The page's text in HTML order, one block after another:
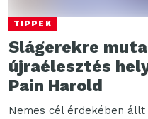
TIPPEK
Slágerekre
újraélesztés
Pain Harold
Nemes cél érdekében